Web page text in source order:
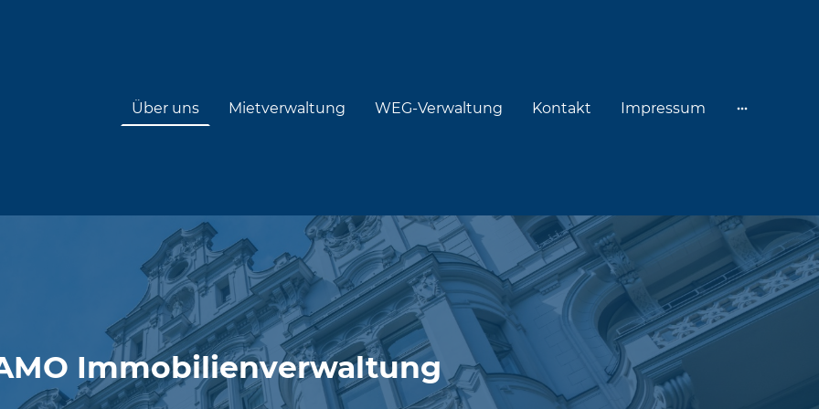
Über uns Mietverwaltung WEG-Verwaltung Kontakt Impressum
Immobilienverwaltung